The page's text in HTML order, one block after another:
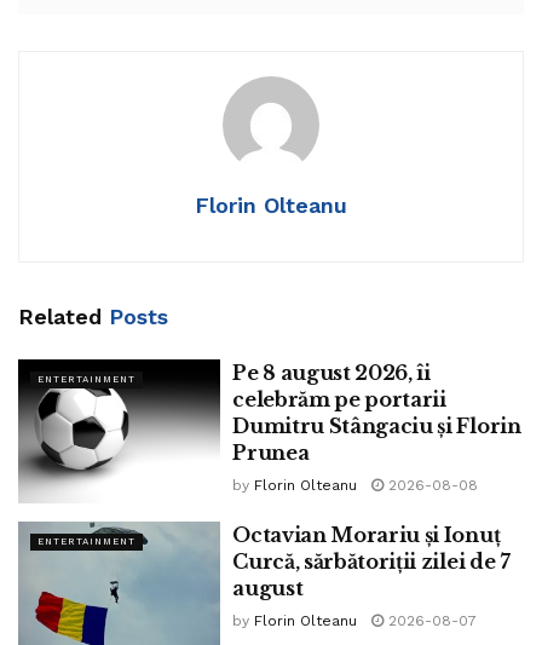
Florin Olteanu
Related Posts
ENTERTAINMENT
Pe 8 august 2026, îi
celebrăm pe portarii
Dumitru Stângaciu și Florin
Prunea
by Florin Olteanu 2026-08-08
ENTERTAINMENT
Octavian Morariu și Ionuț
Curcă, sărbătoriții zilei de 7
august
by Florin Olteanu 2026-08-07